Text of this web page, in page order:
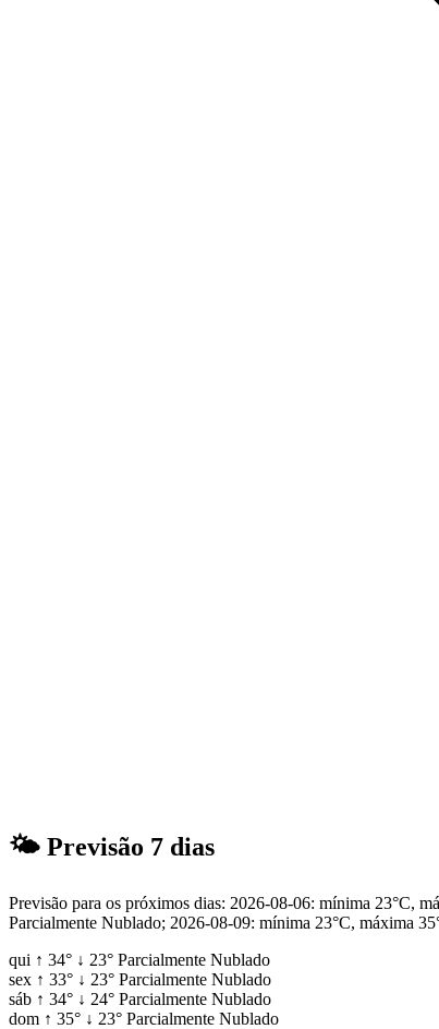
🌤 Previsão 7 dias
Previsão para os próximos dias: 2026-08-06: mínima 23°C,
Parcialmente Nublado; 2026-08-09: mínima 23°C, máxima
qui ↑ 34° ↓ 23° Parcialmente Nublado
sex ↑ 33° ↓ 23° Parcialmente Nublado
sáb ↑ 34° ↓ 24° Parcialmente Nublado
dom ↑ 35° ↓ 23° Parcialmente Nublado